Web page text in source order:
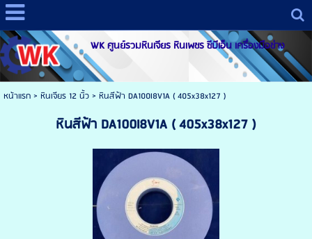
WK ศูนย์รวมหินเจียร หินเพชร ซีบีเอ็น เครื่องมือช่าง
หน้าแรก> หินเจียร 12 นิ้ว > หินสีฟ้า DA100I8V1A ( 405x38x127 )
หินสีฟ้า DA100I8V1A ( 405x38x127 )